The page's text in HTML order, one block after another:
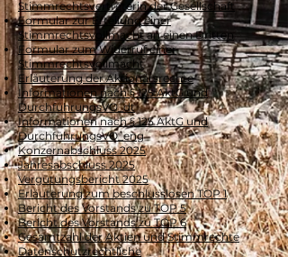
Stimmrechtsvertreterin der Gesellschaft
Formular zur Erteilung einer
Stimmrechtsvollmacht an einen Dritten
Formular zum Widerruf einer
Stimmrechtsvollmacht
Erläuterung der Aktionärsrechte
Informationen nach § 125 AktG und
DurchführungsVO_dt
Informationen nach § 125 AktG und
DurchführungsVO_eng
Konzernabschluss 2025
Jahresabschluss 2025
Vergütungsbericht 2025
Erläuterung zum beschlusslosen TOP 1
Bericht des Vorstands zu TOP 5
Bericht des Vorstands zu TOP 6
Gesamtzahl der Aktien und Stimmrechte
Datenschutzrechtliche